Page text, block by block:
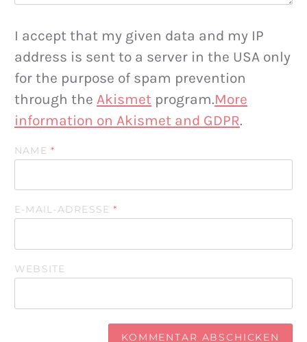
I accept that my given data and my IP
address is sent to a server in the USA only
for the purpose of spam prevention
through the Akismet program.More
information on Akismet and GDPR.
NAME*
E-MAIL-ADRESSE*
WEBSITE